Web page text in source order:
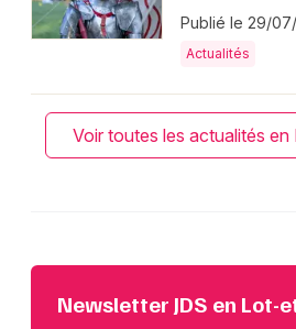
Publié le 29/
Actualités
Voir toutes les actualités
Newsletter JDS en Lot-